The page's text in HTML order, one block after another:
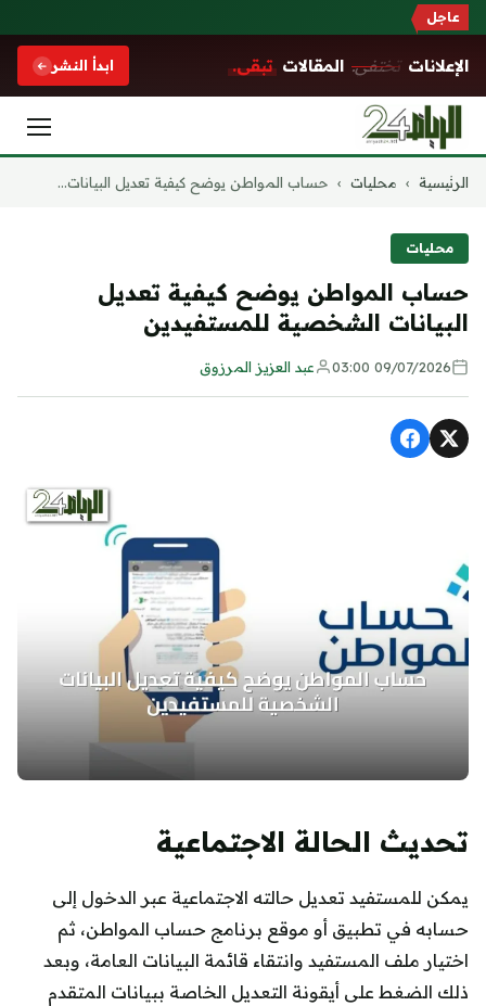
عاجل
الإعلانات تختفي. المقالات تبقى. ابدأ النشر
التجاوز
الرئيسية › محليات › حساب المواطن يوضح كيفية تعديل البيانات...
محليات
حساب المواطن يوضح كيفية تعديل
البيانات الشخصية للمستفيدين
09/07/2026 03:00 عبد العزيز المرزوق
تحديث الحالة الاجتماعية
يمكن للمستفيد تعديل حالته الاجتماعية عبر الدخول إلى
حسابه في تطبيق أو موقع برنامج حساب المواطن، ثم
اختيار ملف المستفيد وانتقاء قائمة البيانات العامة، وبعد
ذلك الضغط على أيقونة التعديل الخاصة ببيانات المتقدم